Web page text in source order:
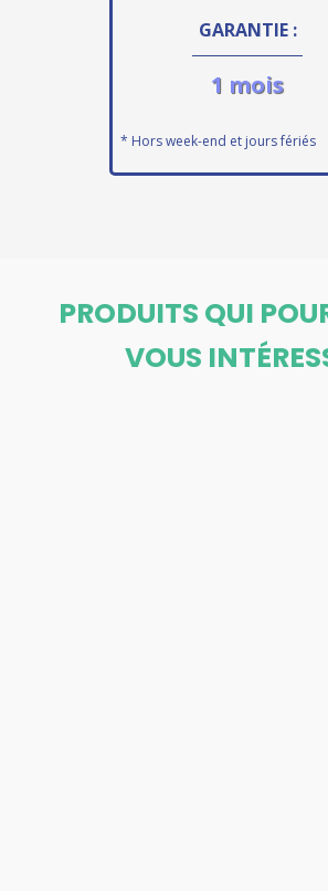
GARANTIE :
1 mois
* Hors week-end et jours fériés
PRODUITS QUI
VOUS